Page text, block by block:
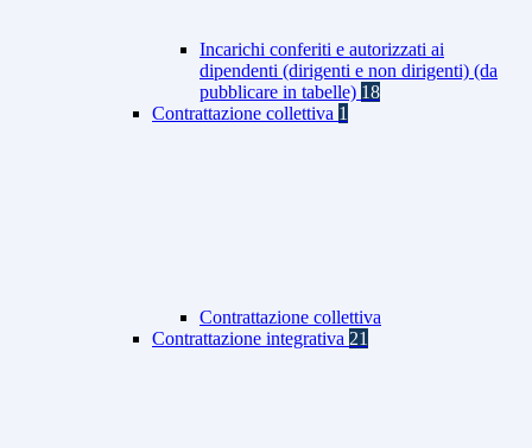
Incarichi conferiti e autorizzati ai
dipendenti (dirigenti e non dirigenti) (da
pubblicare in tabelle) 18
Contrattazione collettiva 1
Contrattazione collettiva
Contrattazione integrativa 21